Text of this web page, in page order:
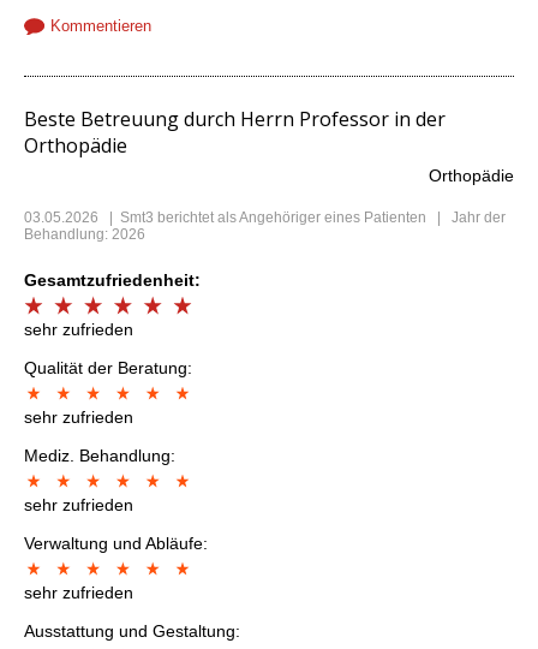
Kommentieren
Beste Betreuung durch Herrn Professor in der
Orthopädie
Orthopädie
03.05.2026 Smt3 berichtet als Angehöriger eines Patienten | Jahr der
Behandlung: 2026
Gesamtzufriedenheit:
sehr zufrieden
Qualität der Beratung:
sehr zufrieden
Mediz. Behandlung:
sehr zufrieden
Verwaltung und Abläufe:
sehr zufrieden
Ausstattung und Gestaltung: